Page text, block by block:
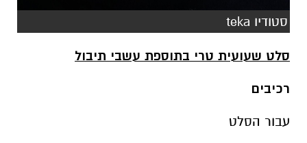
סטודיו teka
סלט שעועית טרי בתוספת עשבי תיבול
רכיבים
עבור הסלט